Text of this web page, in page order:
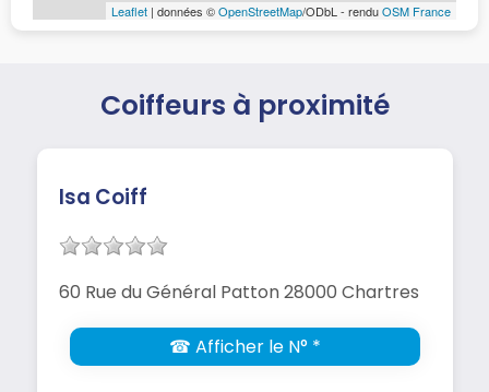
Leaflet | données ©OpenStreetMap/ODbL - renduOSM France
Coiffeurs à proximité
Isa Coiff
60 Rue du Général Patton 28000 Chartres
☎ Afficher le N° *